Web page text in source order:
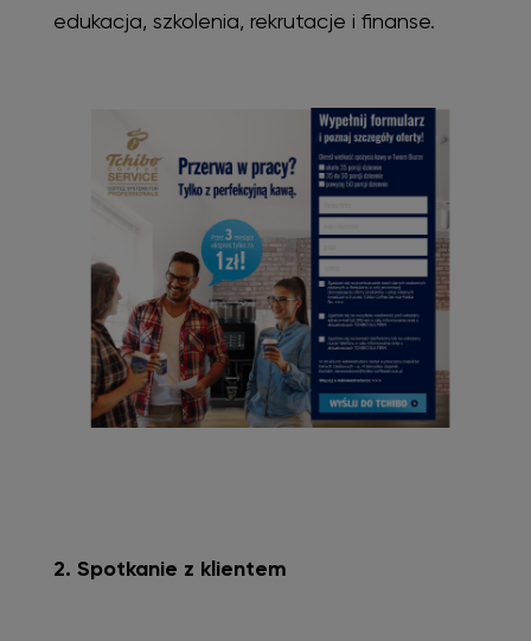
edukacja, szkolenia, rekrutacje i finanse.
2. Spotkanie z klientem